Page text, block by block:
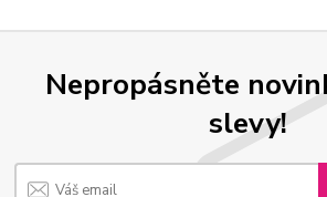
Nepropásněte
slevy!